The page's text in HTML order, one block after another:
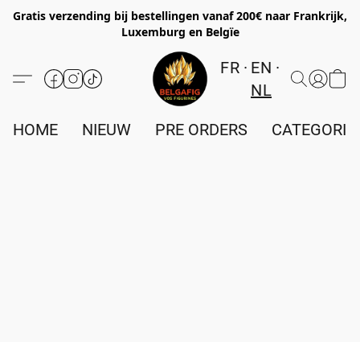
Gratis verzending bij bestellingen vanaf 200€ naar Frankrijk,
Luxemburg en Belgïe
FR
EN
NL
HOME NIEUW PRE ORDERS